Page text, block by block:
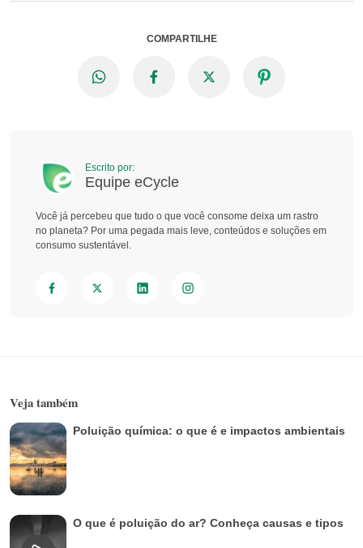
COMPARTILHE
Escrito por:
Equipe eCycle
Você já percebeu que tudo o que você consome deixa um rastro
no planeta? Por uma pegada mais leve, conteúdos e soluções em
consumo sustentável.
Veja também
Poluição química: o que é e impactos ambientais
O que é poluição do ar? Conheça causas e tipos